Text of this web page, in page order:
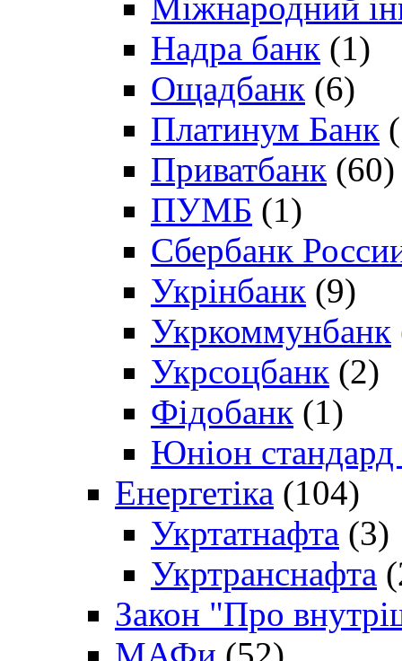
Надра банк (1)
Ощадбанк (6)
Платинум Банк
Приватбанк (60)
ПУМБ (1)
Сбербанк
Укрінбанк (9)
Укркоммунбанк
Укрсоцбанк (2)
Фідобанк (1)
Юніон стандард
Енергетіка (104)
Укртатнафта (3)
Укртранснафта
Закон "Про